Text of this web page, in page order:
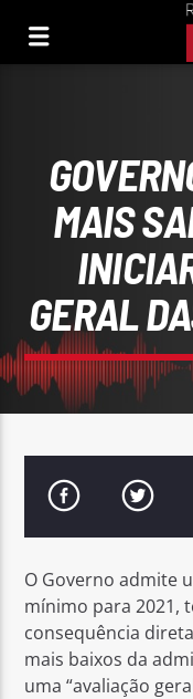
FAIXA ATUAL
DOUTOR E
MALHEIRO DE VILA VERDE
Rádio No ar
MAIS
GERAL
O Governo admite
mínimo para 2021,
consequência
mais baixos da
uma “avaliação